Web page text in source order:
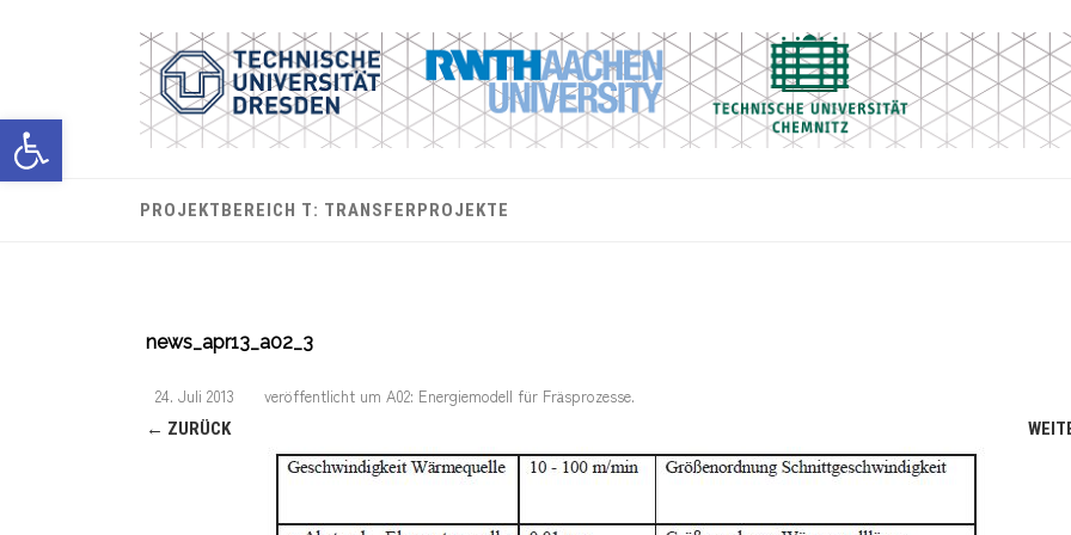
Werkzeugleiste öffnen
PROJEKTBEREICH T: TRANSFERPROJEKTE
news_apr13_a02_3
veröffentlicht
24. Juli 2013 um A02: Energiemodell für Fräsprozesse.
← ZURÜCK